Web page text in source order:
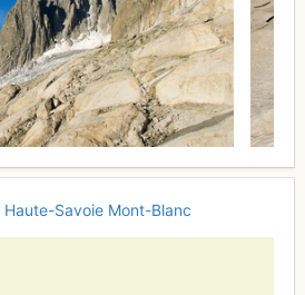
Haute-Savoie Mont-Blanc